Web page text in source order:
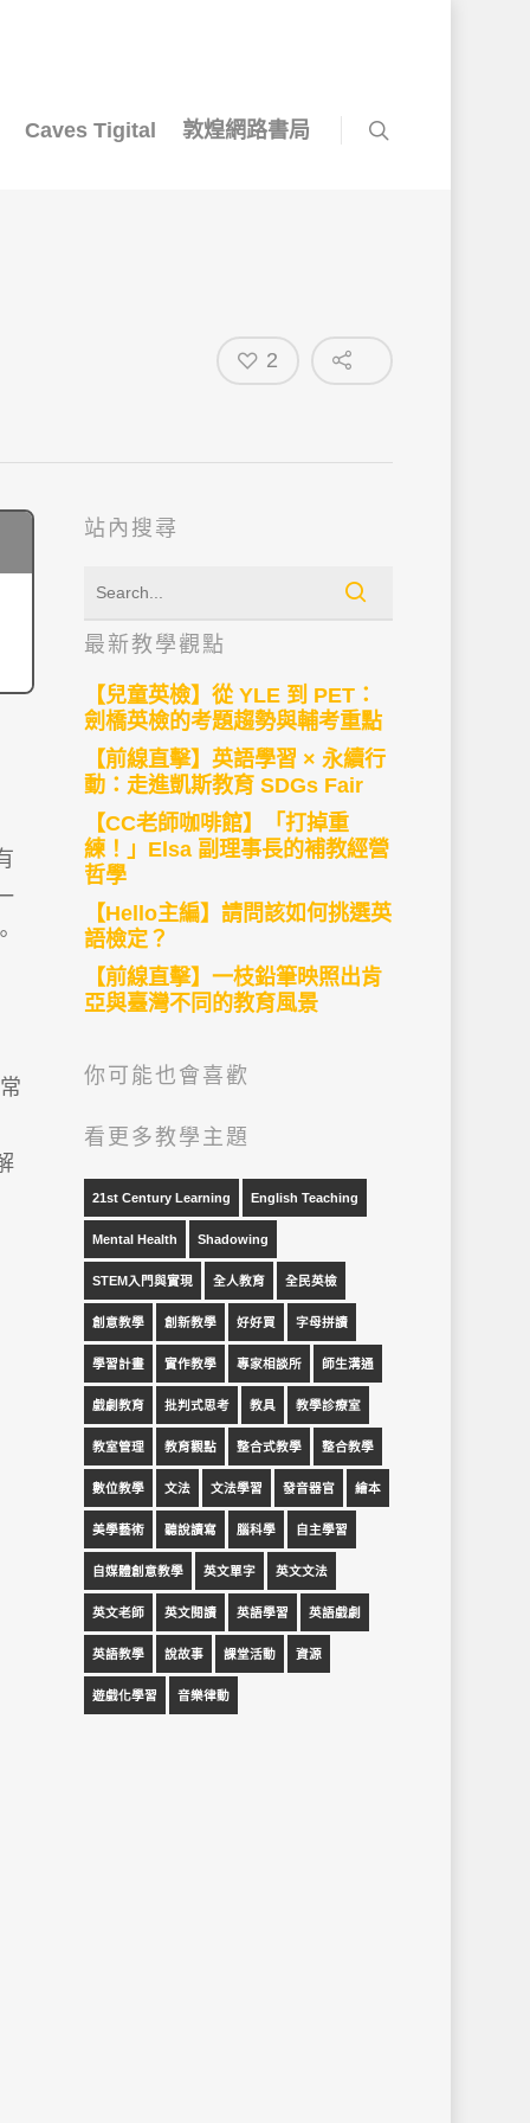
Caves Tigital 敦煌網路書局
2
站內搜尋
最新教學觀點
【兒童英檢】從 YLE 到 PET：
劍橋英檢的考題趨勢與輔考重點
【前線直擊】英語學習 × 永續行
動：走進凱斯教育 SDGs Fair
【CC老師咖啡館】「打掉重
練！」Elsa 副理事長的補教經營
哲學
【Hello主編】請問該如何挑選英
語檢定？
【前線直擊】一枝鉛筆映照出肯
亞與臺灣不同的教育風景
你可能也會喜歡
看更多教學主題
21st Century Learning English Teaching
Mental Health Shadowing
STEM入門與實現 全人教育 全民英檢
創意教學 創新教學 好好買 字母拼讀
學習計畫 實作教學 專家相談所 師生溝通
戲劇教育 批判式思考 教具 教學診療室
教室管理 教育觀點 整合式教學 整合教學
數位教學 文法 文法學習 發音器官 繪本
美學藝術 聽說讀寫 腦科學 自主學習
自媒體創意教學 英文單字 英文文法
英文老師 英文閱讀 英語學習 英語戲劇
英語教學 說故事 課堂活動 資源
遊戲化學習 音樂律動